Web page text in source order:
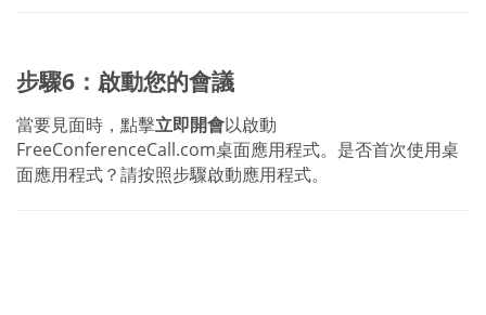
步驟6：啟動您的會議
當要見面時，點擊立即開會以啟動
FreeConferenceCall.com桌面應用程式。是否首次使用桌
面應用程式？請按照步驟啟動應用程式。